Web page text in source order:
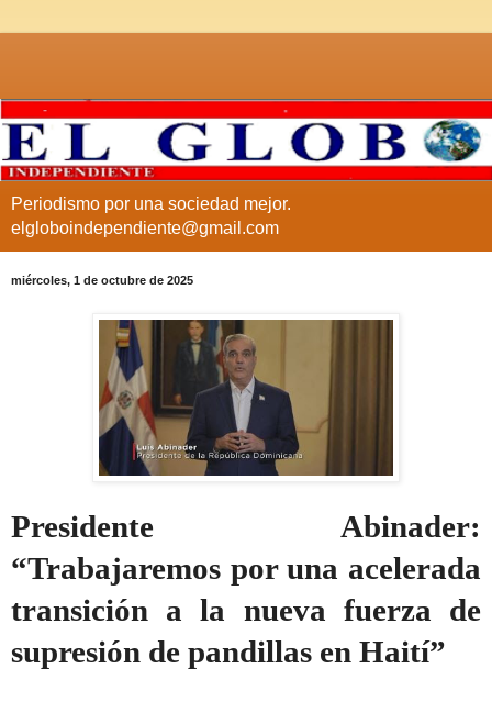
Periodismo por una sociedad mejor.
elgloboindependiente@gmail.com
miércoles, 1 de octubre de 2025
Presidente Abinader:
“Trabajaremos por una acelerada
transición a la nueva fuerza de
supresión de pandillas en Haití”